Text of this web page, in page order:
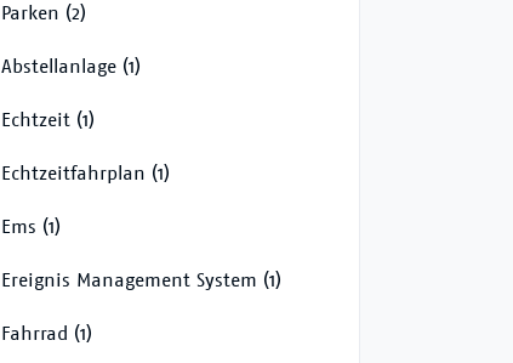
Parken (2)
Abstellanlage (1)
Echtzeit (1)
Echtzeitfahrplan (1)
Ems (1)
Ereignis Management System (1)
Fahrrad (1)